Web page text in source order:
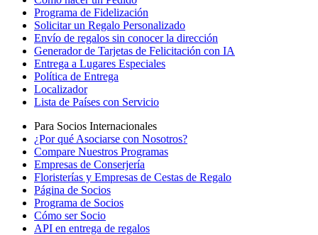
Programa de Fidelización
Solicitar un Regalo Personalizado
Envío de regalos sin conocer la dirección
Generador de Tarjetas de Felicitación con IA
Entrega a Lugares Especiales
Política de Entrega
Localizador
Lista de Países con Servicio
Para Socios Internacionales
¿Por qué Asociarse con Nosotros?
Compare Nuestros Programas
Empresas de Conserjería
Floristerías y Empresas de Cestas de Regalo
Página de Socios
Programa de Socios
Cómo ser Socio
API en entrega de regalos